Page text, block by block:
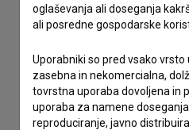
oglaševanja ali doseganja
ali posredne gospodarske
Uporabniki so pred vsako vrsto
zasebna in nekomercialna,
tovrstna uporaba dovoljena in
uporaba za namene
reproduciranje, javno